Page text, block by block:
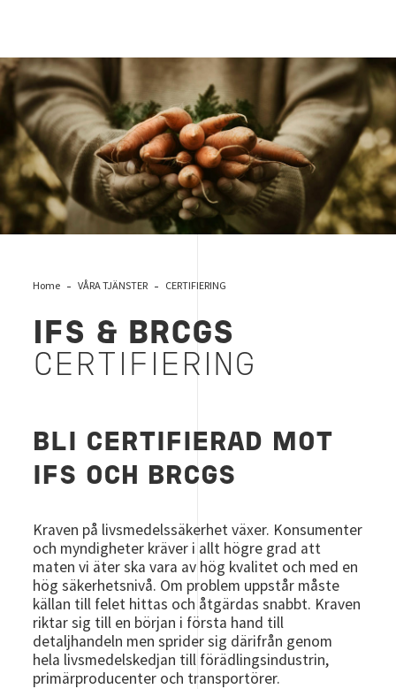
HACCP
Home VÅRA TJÄNSTER CERTIFIERING
IFS & BRCGS
CERTIFIERING
BLI CERTIFIERAD MOT
IFS OCH BRCGS
Kraven på livsmedelssäkerhet växer. Konsumenter
och myndigheter kräver i allt högre grad att
maten vi äter ska vara av hög kvalitet och med en
hög säkerhetsnivå. Om problem uppstår måste
källan till felet hittas och åtgärdas snabbt. Kraven
riktar sig till en början i första hand till
detaljhandeln men sprider sig därifrån genom
hela livsmedelskedjan till förädlingsindustrin,
primärproducenter och transportörer.